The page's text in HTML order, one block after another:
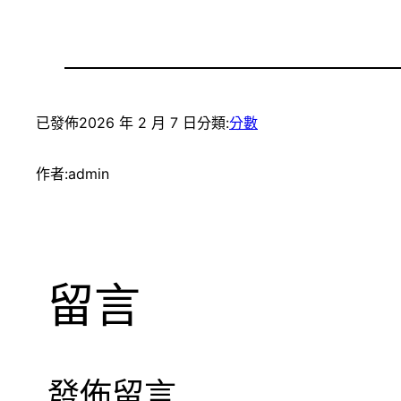
已發佈2026 年 2 月 7 日分類:分數
作者:admin
留言